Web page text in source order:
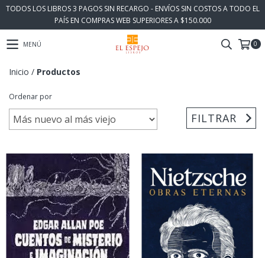
TODOS LOS LIBROS 3 PAGOS SIN RECARGO - ENVÍOS SIN COSTOS A TODO EL
PAÍS EN COMPRAS WEB SUPERIORES A $150.000
MENÚ 0
Inicio / Productos
Ordenar por
FILTRAR